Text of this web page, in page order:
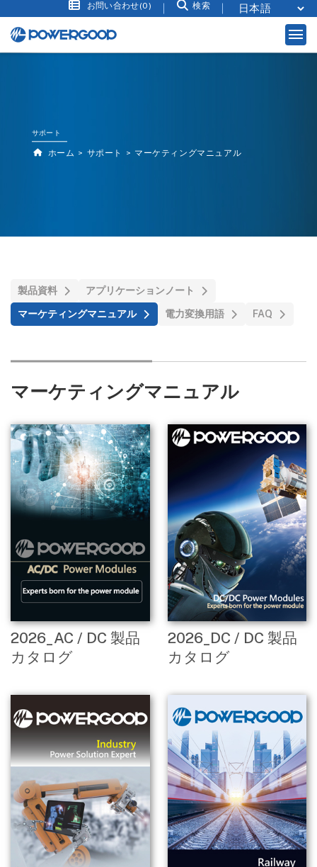
お問い合わせ(0) 検索
サポート
ホーム サポート マーケティングマニュアル
製品資料 アプリケーションノート
マーケティングマニュアル 電力変換用語 FAQ
マーケティングマニュアル
2026_AC / DC 製品
カタログ
2026_DC / DC 製品
カタログ